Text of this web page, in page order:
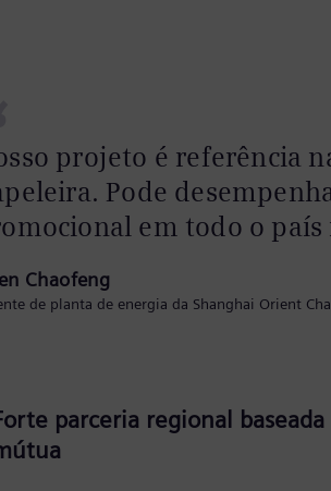
projeto é referência
Pode
em todo o país
Chaofeng
de planta de energia da Shanghai Orient
parceria regional baseada